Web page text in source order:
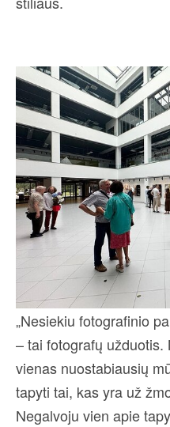
„Nesiekiu fotografinio
– tai fotografų
vienas nuostabiausių
tapyti tai, kas yra už
Negalvoju vien apie